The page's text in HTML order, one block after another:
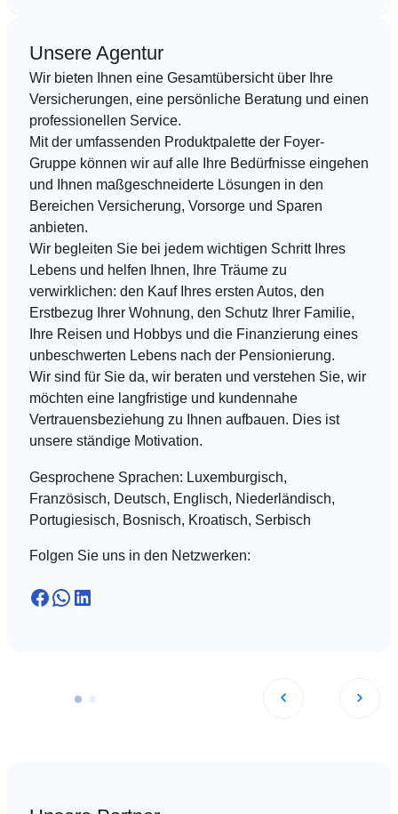
Unsere Agentur
Wir bieten Ihnen eine Gesamtübersicht über Ihre
Versicherungen, eine persönliche Beratung und einen
professionellen Service.
Mit der umfassenden Produktpalette der Foyer-
Gruppe können wir auf alle Ihre Bedürfnisse eingehen
und Ihnen maßgeschneiderte Lösungen in den
Bereichen Versicherung, Vorsorge und Sparen
anbieten.
Wir begleiten Sie bei jedem wichtigen Schritt Ihres
Lebens und helfen Ihnen, Ihre Träume zu
verwirklichen: den Kauf Ihres ersten Autos, den
Erstbezug Ihrer Wohnung, den Schutz Ihrer Familie,
Ihre Reisen und Hobbys und die Finanzierung eines
unbeschwerten Lebens nach der Pensionierung.
Wir sind für Sie da, wir beraten und verstehen Sie, wir
möchten eine langfristige und kundennahe
Vertrauensbeziehung zu Ihnen aufbauen. Dies ist
unsere ständige Motivation.
Gesprochene Sprachen: Luxemburgisch,
Französisch, Deutsch, Englisch, Niederländisch,
Portugiesisch, Bosnisch, Kroatisch, Serbisch
Folgen Sie uns in den Netzwerken:
Facebook
WhatsApp
LinkedIn